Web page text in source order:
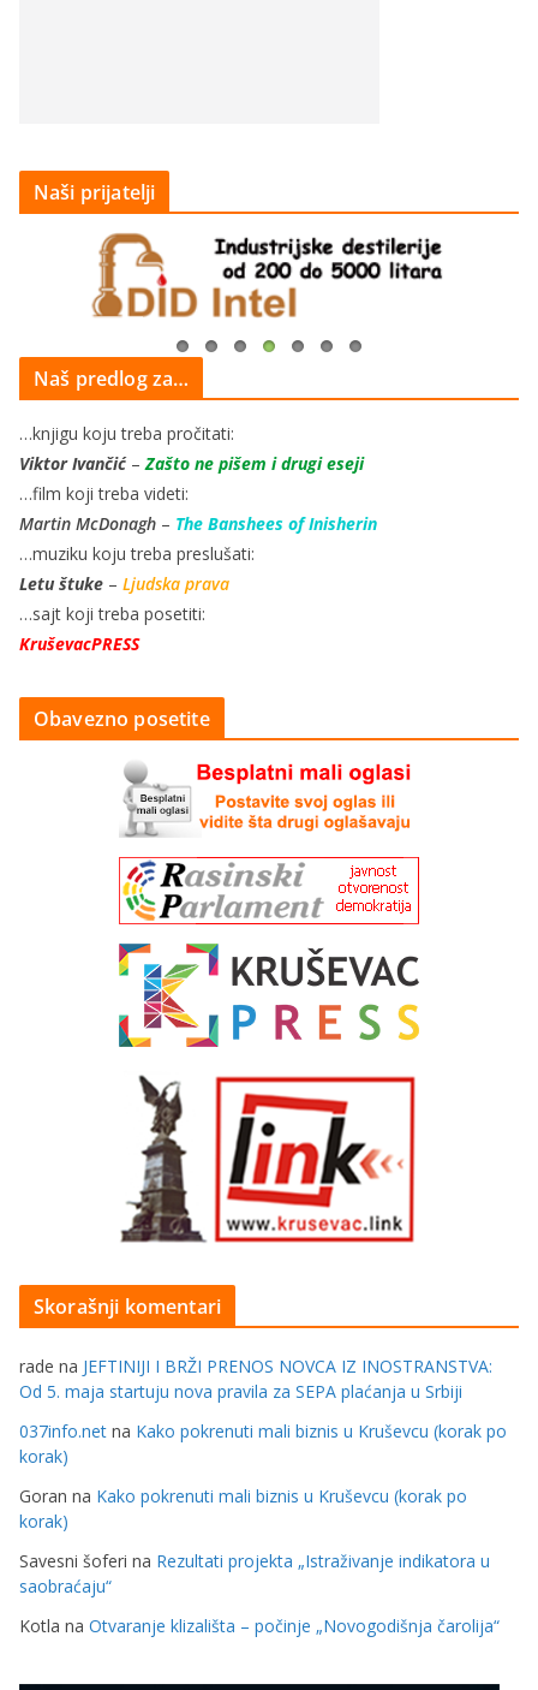
Naši prijatelji
Naš predlog za…
…knjigu koju treba pročitati:
Viktor Ivančić–Zašto ne pišem i drugi eseji
…film koji treba videti:
Martin McDonagh – The Banshees of Inisherin
…muziku koju treba preslušati:
Letu štuke – Ljudska prava
…sajt koji treba posetiti:
KruševacPRESS
Obavezno posetite
Skorašnji komentari
rade na JEFTINIJI I BRŽI PRENOS NOVCA IZ INOSTRANSTVA:
Od 5. maja startuju nova pravila za SEPA plaćanja u Srbiji
037info.net na Kako pokrenuti mali biznis u Kruševcu (korak po
korak)
Goran na Kako pokrenuti mali biznis u Kruševcu (korak po
korak)
Savesni šoferi na Rezultati projekta „Istraživanje indikatora u
saobraćaju“
Kotla na Otvaranje klizališta – počinje „Novogodišnja čarolija“